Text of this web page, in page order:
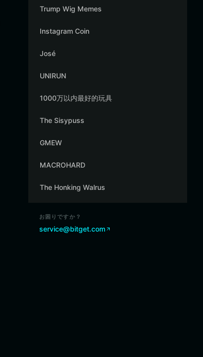
Trump Wig Memes
Instagram Coin
José
UNIRUN
1000万以内最好的玩具
The Sisypuss
GMEW
MACROHARD
The Honking Walrus
お困りですか？
service@bitget.com